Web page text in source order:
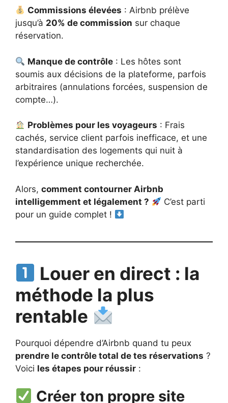
Commissions élevées : Airbnb prélève
jusqu’à 20% de commission sur chaque
réservation.
Manque de contrôle : Les hôtes sont
soumis aux décisions de la plateforme, parfois
arbitraires (annulations forcées, suspension de
compte…).
Problèmes pour les voyageurs : Frais
cachés, service client parfois inefficace, et une
standardisation des logements qui nuit à
l’expérience unique recherchée.
Alors, comment contourner Airbnb
intelligemment et légalement ?
C’est parti
pour un guide complet !
Louer en direct : la
méthode la plus
rentable
Pourquoi dépendre d’Airbnb quand tu peux
prendre le contrôle total de tes réservations ?
Voici les étapes pour réussir :
Créer ton propre site